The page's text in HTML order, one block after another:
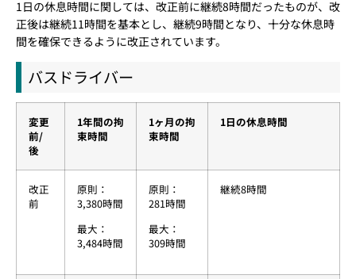
1日の休息時間に関しては、改正前に継続8時間だったものが、改
正後は継続11時間を基本とし、継続9時間となり、十分な休息時
間を確保できるように改正されています。
バスドライバー
変更
前/
後
1年間の拘
束時間
1ヶ月の拘
束時間
1日の休息時間
改正
前
原則：
3,380時間
最大：
3,484時間
原則：
281時間
最大：
309時間
継続8時間